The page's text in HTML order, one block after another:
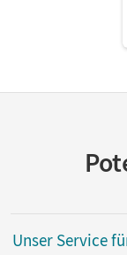
Unser Service